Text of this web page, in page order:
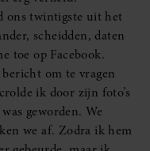
ons twintigste uit het
scheidden, daten
toe op Facebook.
om te vragen
ik door zijn foto’s
geworden. We
we af. Zodra ik hem